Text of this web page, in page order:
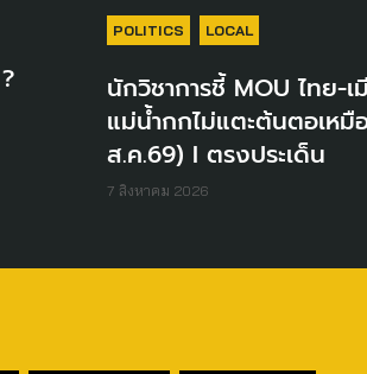
POLITICS LOCAL
นักวิชาการชี้ MOU ไทย-
แม่น้ำกกไม่แตะต้นตอเห
ส.ค.69) I ตรงประเด็น
7 สิงหาคม 2026